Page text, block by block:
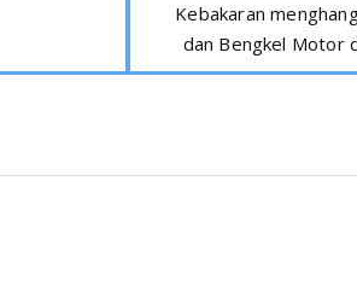
Kebakaran
dan Bengkel Motor